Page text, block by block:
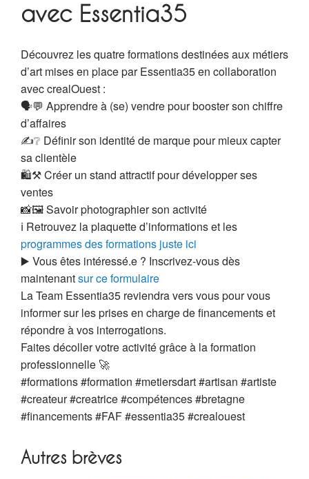
avec Essentia35
Découvrez les quatre formations destinées aux métiers
d’art mises en place par Essentia35 en collaboration
avec crealOuest :
🗣️💬 Apprendre à (se) vendre pour booster son chiffre
d’affaires
✍️❔ Définir son identité de marque pour mieux capter
sa clientèle
🛍️⚒️ Créer un stand attractif pour développer ses
ventes
📸🖼️ Savoir photographier son activité
ℹ️ Retrouvez la plaquette d’informations et les
programmes des formations juste ici
▶️ Vous êtes intéressé.e ? Inscrivez-vous dès
maintenantsur ce formulaire
La Team Essentia35 reviendra vers vous pour vous
informer sur les prises en charge de financements et
répondre à vos interrogations.
Faites décoller votre activité grâce à la formation
professionnelle 🚀
#formations #formation #metiersdart #artisan #artiste
#createur #creatrice #compétences #bretagne
#financements #FAF #essentia35 #crealouest
Autres brèves